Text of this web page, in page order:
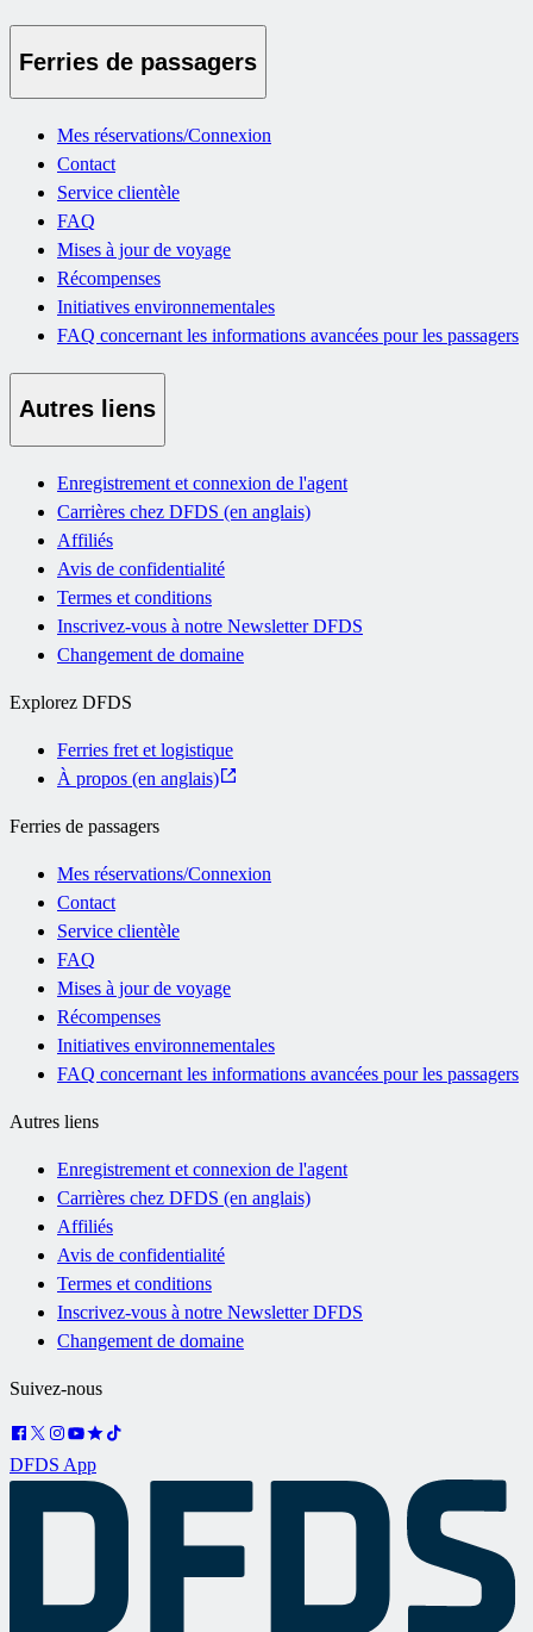
Ferries de passagers
Mes réservations/Connexion
Contact
Service clientèle
FAQ
Mises à jour de voyage
Récompenses
Initiatives environnementales
FAQ concernant les informations avancées pour les passagers
Autres liens
Enregistrement et connexion de l'agent
Carrières chez DFDS (en anglais)
Affiliés
Avis de confidentialité
Termes et conditions
Inscrivez-vous à notre Newsletter DFDS
Changement de domaine
Explorez DFDS
Ferries fret et logistique
À propos (en anglais)
Ferries de passagers
Mes réservations/Connexion
Contact
Service clientèle
FAQ
Mises à jour de voyage
Récompenses
Initiatives environnementales
FAQ concernant les informations avancées pour les passagers
Autres liens
Enregistrement et connexion de l'agent
Carrières chez DFDS (en anglais)
Affiliés
Avis de confidentialité
Termes et conditions
Inscrivez-vous à notre Newsletter DFDS
Changement de domaine
Suivez-nous
DFDS App